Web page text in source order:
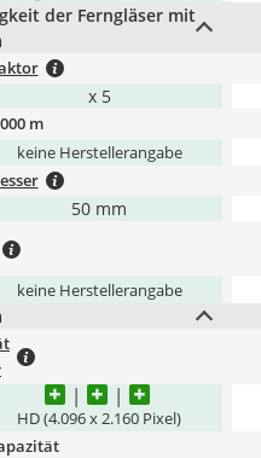
der Ferngläser mit
x 5
m
keine Herstellerangabe
50 mm
keine Herstellerangabe
HD (4.096 x 2.160 Pixel)